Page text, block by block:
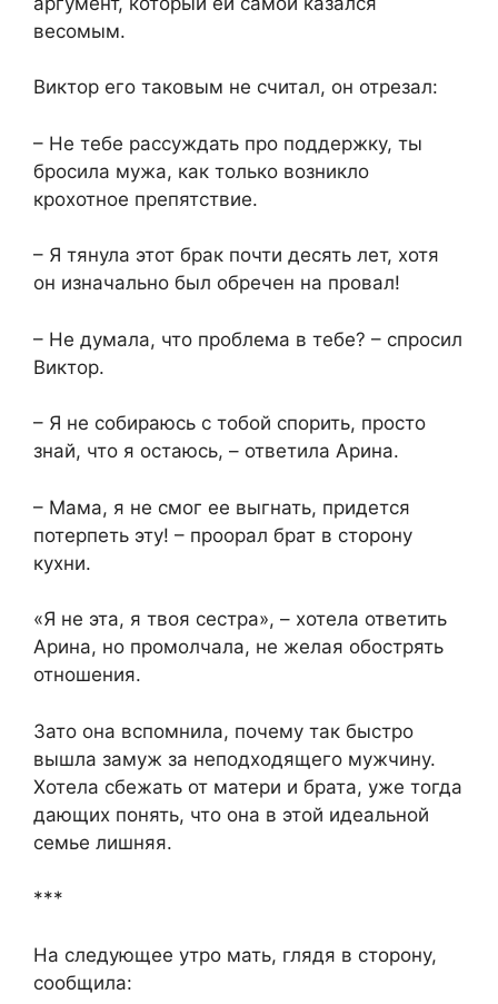
весомым.
Виктор его таковым не считал, он отрезал:
– Не тебе рассуждать про поддержку, ты
бросила мужа, как только возникло
крохотное препятствие.
– Я тянула этот брак почти десять лет, хотя
он изначально был обречен на провал!
– Не думала, что проблема в тебе? – спросил
Виктор.
– Я не собираюсь с тобой спорить, просто
знай, что я остаюсь, – ответила Арина.
– Мама, я не смог ее выгнать, придется
потерпеть эту! – проорал брат в сторону
кухни.
«Я не эта, я твоя сестра», – хотела ответить
Арина, но промолчала, не желая обострять
отношения.
Зато она вспомнила, почему так быстро
вышла замуж за неподходящего мужчину.
Хотела сбежать от матери и брата, уже тогда
дающих понять, что она в этой идеальной
семье лишняя.
***
На следующее утро мать, глядя в сторону,
сообщила: